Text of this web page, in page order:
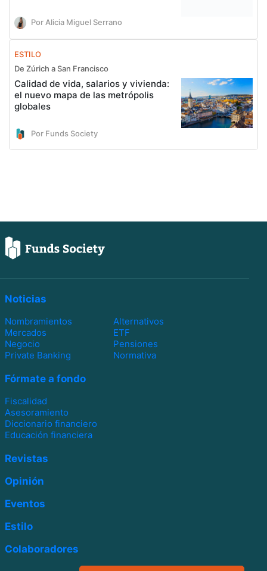
Por Alicia Miguel Serrano
ESTILO
De Zúrich a San Francisco
Calidad de vida, salarios y vivienda:
el nuevo mapa de las metrópolis
globales
Por Funds Society
Noticias
Nombramientos
Alternativos
Mercados
ETF
Negocio
Pensiones
Private Banking
Normativa
Fórmate a fondo
Fiscalidad
Asesoramiento
Diccionario financiero
Educación financiera
Revistas
Opinión
Eventos
Estilo
Colaboradores